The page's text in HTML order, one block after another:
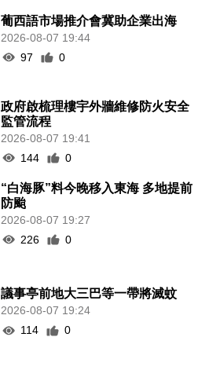
葡西語市場推介會冀助企業出海
2026-08-07 19:44
97
0
政府啟梳理樓宇外牆維修防火安全
監管流程
2026-08-07 19:41
144
0
“白海豚”料今晚移入東海 多地提前
防颱
2026-08-07 19:27
226
0
議事亭前地大三巴等一帶將滅蚊
2026-08-07 19:24
114
0